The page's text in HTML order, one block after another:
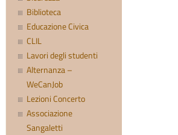
Biblioteca
Educazione Civica
CLIL
Lavori degli studenti
Alternanza –
WeCanJob
Lezioni Concerto
Associazione
Sangaletti